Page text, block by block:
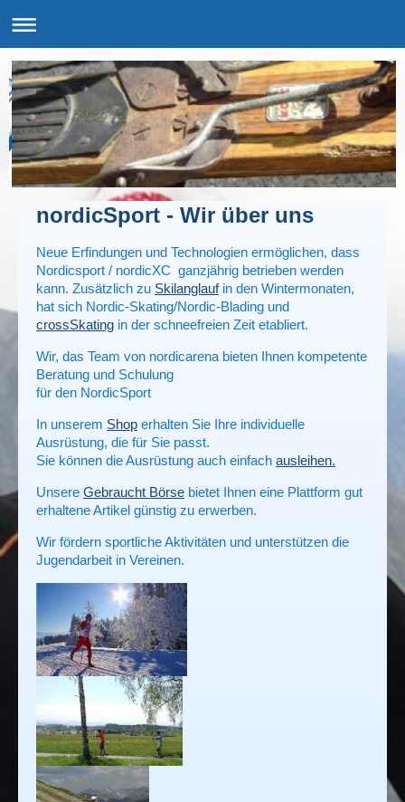
nordicSport - Wir über uns
Neue Erfindungen und Technologien ermöglichen, dass
Nordicsport / nordicXC ganzjährig betrieben werden
kann. Zusätzlich zu Skilanglaufin den Wintermonaten,
hat sich Nordic-Skating/Nordic-Blading und
crossSkating in der schneefreien Zeit etabliert.
Wir, das Team von nordicarena bieten Ihnen kompetente
Beratung und Schulung
für den NordicSport
In unserem Shop erhalten Sie Ihre individuelle
Ausrüstung, die für Sie passt.
Sie können die Ausrüstung auch einfach ausleihen.
Unsere Gebraucht Börse bietet Ihnen eine Plattform gut
erhaltene Artikel günstig zu erwerben.
Wir fördern sportliche Aktivitäten und unterstützen die
Jugendarbeit in Vereinen.